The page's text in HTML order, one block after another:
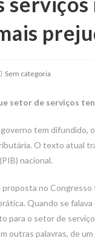
Sem categoria
setor de serviços
tem difundido,
O texto atual
nacional.
no
Quando se
para o setor de
outras palavras, de